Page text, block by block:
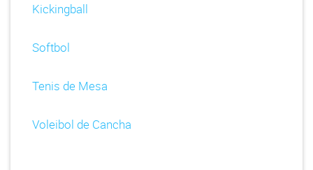
Kickingball
Softbol
Tenis de Mesa
Voleibol de Cancha